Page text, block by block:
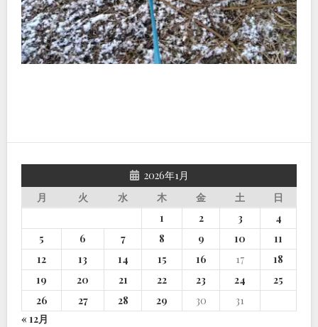
2026年1月
月
火 水 木 金 土
日
1
2 3
4
5
6 7 8 9 10
11
12
13 14 15 16 17
18
19
20 21 22 23 24
25
26
27 28 29 30
31
« 12月